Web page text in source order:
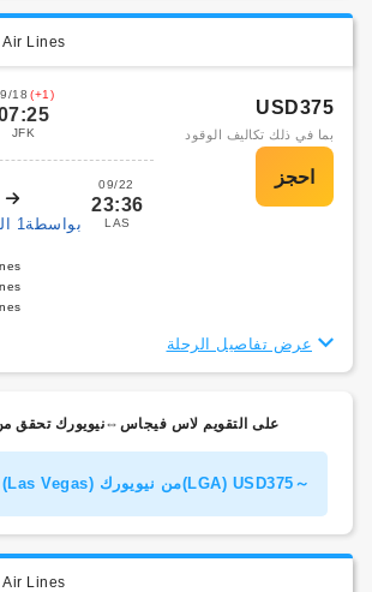
Air Lines
18 (+1)
JFK
بواسطة1 التحويلات
09/22
23:36
LAS
USD375
بما في ذلك تكاليف الوقود
عرض تفاصيل الرحلة
على التقويم لاس فيجاس⇔نيويورك تحقق
Harry Reid (Las Vegas) من نيويورك(LGA) USD375～
Air Lines